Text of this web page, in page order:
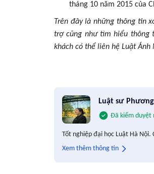
tháng 10 năm 2015 của
Trên đây là những thông tin
trợ cũng như tìm hiểu thông
khách có thể liên hệ Luật
Luật sư Phương
Đã kiểm duyệt
Tốt nghiệp đại học Luật Hà
Xem thêm thông tin